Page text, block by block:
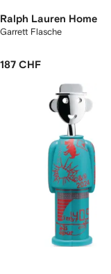
Ralph Lauren Home
Garrett Flasche
187 CHF